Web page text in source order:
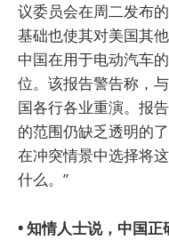
议委员会在周二发布
基础也使其对美国其
中国在用于电动汽车
位。该报告警告称，
国各行各业重演。报
的范围仍缺乏透明的
在冲突情景中选择将
什么。”
• 知情人士说，中国正